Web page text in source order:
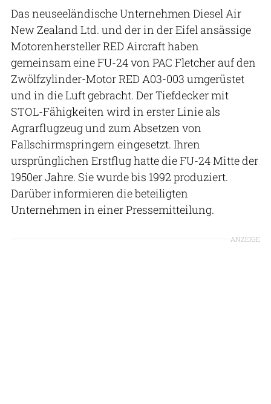
Das neuseeländische Unternehmen Diesel Air
New Zealand Ltd. und der in der Eifel ansässige
Motorenhersteller RED Aircraft haben
gemeinsam eine FU-24 von PAC Fletcher auf den
Zwölfzylinder-Motor RED A03-003 umgerüstet
und in die Luft gebracht. Der Tiefdecker mit
STOL-Fähigkeiten wird in erster Linie als
Agrarflugzeug und zum Absetzen von
Fallschirmspringern eingesetzt. Ihren
ursprünglichen Erstflug hatte die FU-24 Mitte der
1950er Jahre. Sie wurde bis 1992 produziert.
Darüber informieren die beteiligten
Unternehmen in einer Pressemitteilung.
ANZEIGE